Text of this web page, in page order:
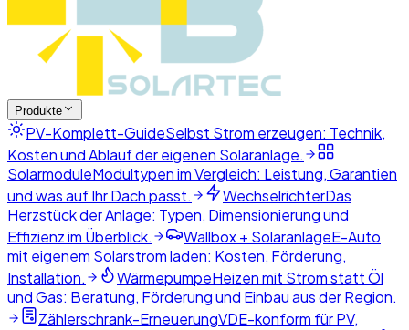
Produkte
PV-Komplett-GuideSelbst Strom erzeugen: Technik,
Kosten und Ablauf der eigenen Solaranlage.
SolarmoduleModultypen im Vergleich: Leistung, Garantien
und was auf Ihr Dach passt.
WechselrichterDas
Herzstück der Anlage: Typen, Dimensionierung und
Effizienz im Überblick.
Wallbox + SolaranlageE-Auto
mit eigenem Solarstrom laden: Kosten, Förderung,
Installation.
WärmepumpeHeizen mit Strom statt Öl
und Gas: Beratung, Förderung und Einbau aus der Region.
Zählerschrank-ErneuerungVDE-konform für PV,